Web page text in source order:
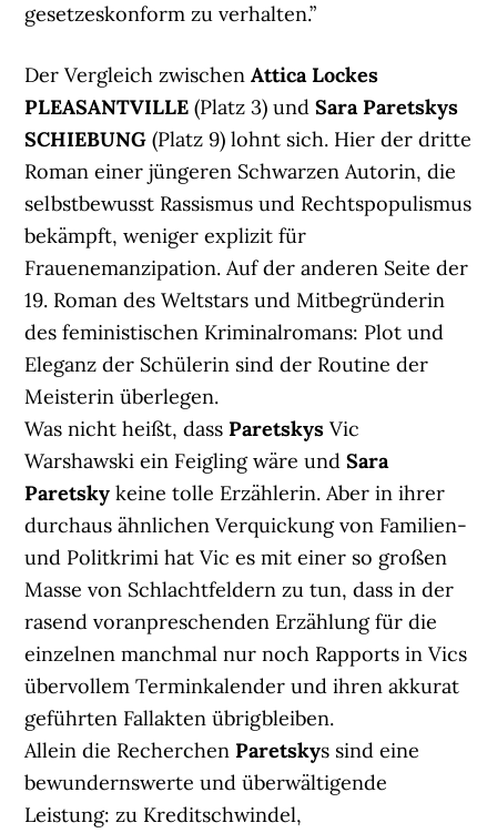
gesetzeskonform zu verhalten.”
Der Vergleich zwischenAttica Lockes
PLEASANTVILLE (Platz 3) undSara Paretskys
SCHIEBUNG (Platz 9) lohnt sich. Hier der dritte
Roman einer jüngeren Schwarzen Autorin, die
selbstbewusst Rassismus und Rechtspopulismus
bekämpft, weniger explizit für
Frauenemanzipation. Auf der anderen Seite der
19. Roman des Weltstars und Mitbegründerin
des feministischen Kriminalromans: Plot und
Eleganz der Schülerin sind der Routine der
Meisterin überlegen.
Was nicht heißt, dassParetskys Vic
Warshawski ein Feigling wäre undSara
Paretsky keine tolle Erzählerin. Aber in ihrer
durchaus ähnlichen Verquickung von Familien-
und Politkrimi hat Vic es mit einer so großen
Masse von Schlachtfeldern zu tun, dass in der
rasend voranpreschenden Erzählung für die
einzelnen manchmal nur noch Rapports in Vics
übervollem Terminkalender und ihren akkurat
geführten Fallakten übrigbleiben.
Allein die RecherchenParetskys sind eine
bewundernswerte und überwältigende
Leistung: zu Kreditschwindel,